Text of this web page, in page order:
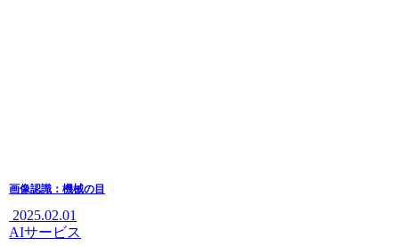
画像認識：機械の目
2025.02.01
AIサービス